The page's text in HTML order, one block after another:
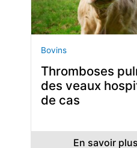
Bovins
Thromboses
des veaux
de cas
En savoir